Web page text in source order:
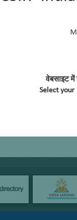
वेबसाइट में
Select your
Indian Institute
+91-0135 -
+91-135-